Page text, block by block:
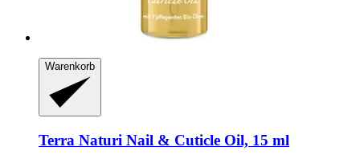
Warenkorb
Terra Naturi Nail & Cuticle Oil, 15 ml